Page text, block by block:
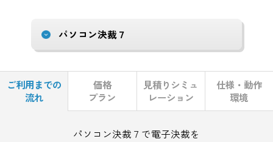
ご利用までの
流れ
価格
プラン
見積りシミュ
レーション
仕様・動作
環境
パソコン決裁７で電子決裁を